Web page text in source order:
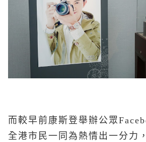
而較早前康斯登舉辦公眾
全港市民一同為熱情出一分力